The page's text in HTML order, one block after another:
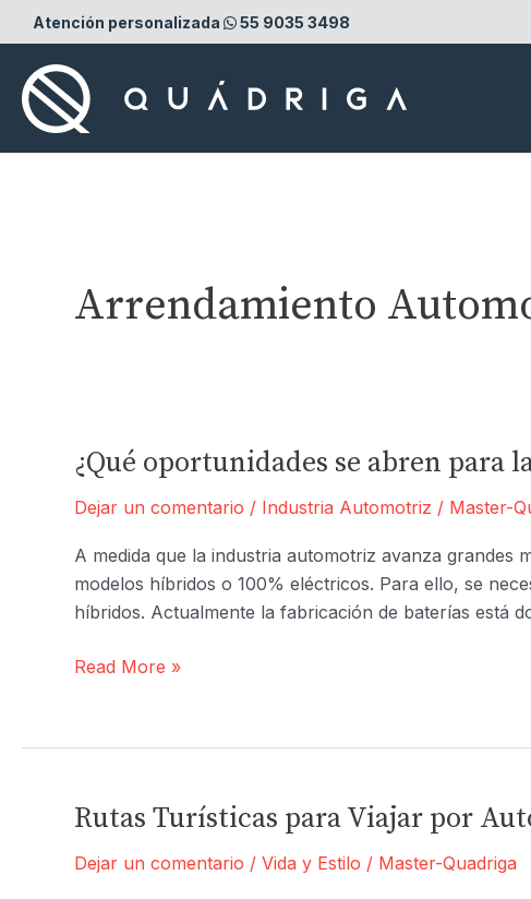
al
contenido
Atención personalizada 55 9035 3498
Arrendamiento
¿Qué oportunidades se abren
Dejar un comentario / Industria Automotriz / Master-
A medida que la industria automotriz avanza
modelos híbridos o 100% eléctricos. Para ello, se
híbridos. Actualmente la fabricación de baterías está
¿Qué
abren
la
automotriz
Read More »
Rutas Turísticas para Viajar por
Dejar un comentario / Vida y Estilo / Master-Quadriga